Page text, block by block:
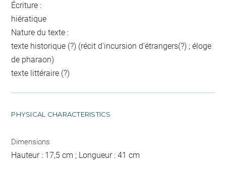
Écriture :
hiératique
Nature du texte :
texte historique (?) (récit d'incursion d'étrangers(?) ; éloge
de pharaon)
texte littéraire (?)
PHYSICAL CHARACTERISTICS
Dimensions
Hauteur : 17,5 cm ; Longueur : 41 cm